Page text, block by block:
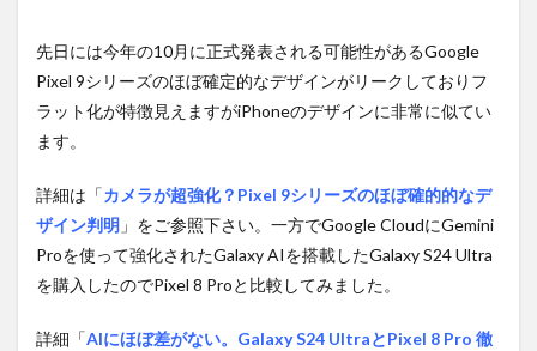
先日には今年の10月に正式発表される可能性があるGoogle
Pixel 9シリーズのほぼ確定的なデザインがリークしておりフ
ラット化が特徴見えますがiPhoneのデザインに非常に似てい
ます。
詳細は「カメラが超強化？Pixel 9シリーズのほぼ確的的なデ
ザイン判明 」をご参照下さい。一方でGoogle CloudにGemini
Proを使って強化されたGalaxy AIを搭載したGalaxy S24 Ultra
を購入したのでPixel 8 Proと比較してみました。
詳細「AIにほぼ差がない。Galaxy S24 UltraとPixel 8 Pro 徹